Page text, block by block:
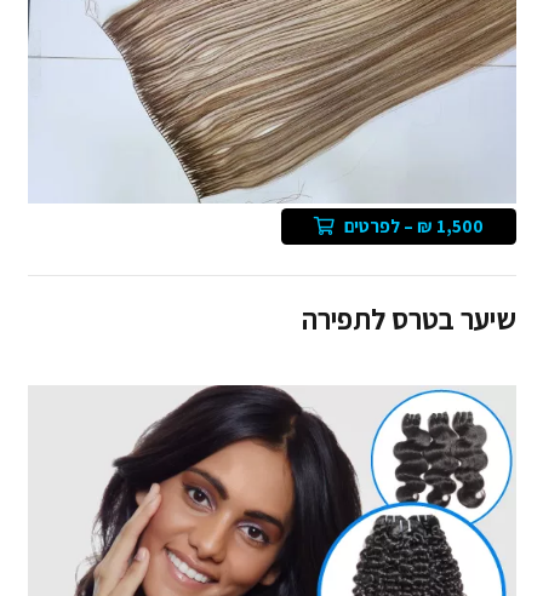
1,500 ₪ – לפרטים
שיער בטרס לתפירה